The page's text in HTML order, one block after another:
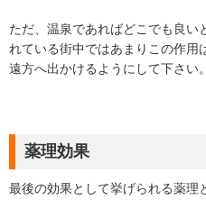
ただ、温泉であればどこでも良い
れている街中ではあまりこの作用
遠方へ出かけるようにして下さい。
薬理効果
最後の効果として挙げられる薬理